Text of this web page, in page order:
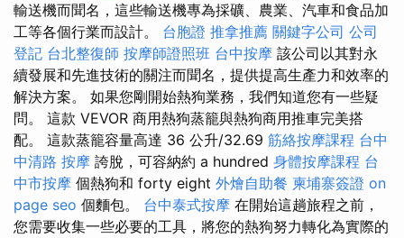
輸送機而聞名，這些輸送機專為採礦、農業、汽車和食品加
工等各個行業而設計。 台胞證 推拿推薦 關鍵字公司 公司
登記 台北整復師 按摩師證照班 台中按摩 該公司以其對永
續發展和先進技術的關注而聞名，提供提高生產力和效率的
解決方案。 如果您剛開始熱狗業務，我們知道您有一些疑
問。 這款 VEVOR 商用熱狗蒸籠與熱狗商用推車完美搭
配。 這款蒸籠容量高達 36 公升/32.69 筋絡按摩課程 台中
中清路 按摩 誇脫，可容納約 a hundred 身體按摩課程 台
中市按摩 個熱狗和 forty eight 外燴自助餐 柬埔寨簽證 on
page seo 個麵包。 台中泰式按摩 在開始這趟旅程之前，
您需要收集一些必要的工具，將您的熱狗努力轉化為實際的